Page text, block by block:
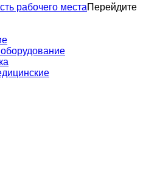
рабочего местаПерейдите